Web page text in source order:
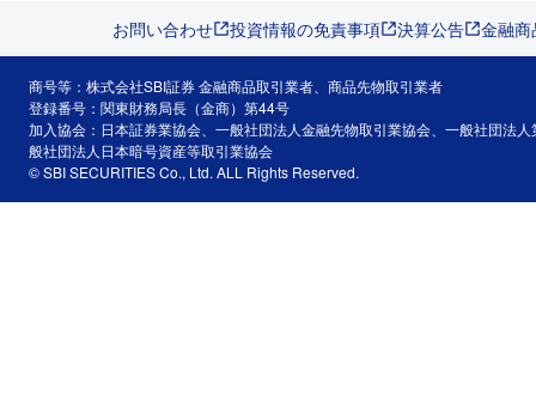
お問い合わせ 投資情報の免責事項 決算公告 金融
商号等：株式会社SBI証券 金融商品取引業者、商品先物取引業者
登録番号：関東財務局長（金商）第44号
加入協会：日本証券業協会、一般社団法人金融先物取引業協会、一般社団法
般社団法人日本暗号資産等取引業協会
© SBI SECURITIES Co., Ltd. ALL Rights Reserved.